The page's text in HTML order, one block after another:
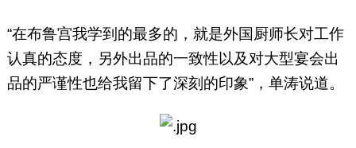
“在布鲁宫我学到的最多的，就是外国厨师长对工作
认真的态度，另外出品的一致性以及对大型宴会出
品的严谨性也给我留下了深刻的印象”，单涛说道。